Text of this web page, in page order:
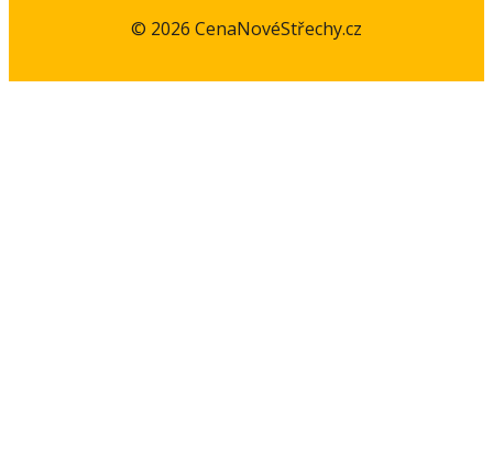
© 2026 CenaNovéStřechy.cz